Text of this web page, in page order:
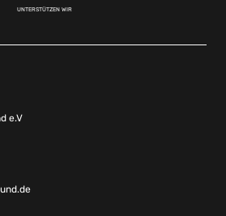
UNTERSTÜTZEN WIR
e.V